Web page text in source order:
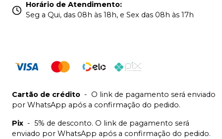
Horário de Atendimento:
Seg a Qui, das 08h às 18h, e Sex das 08h às 17h
Cartão de crédito - O link de pagamento será enviado
por WhatsApp após a confirmação do pedido.
Pix - 5% de desconto. O link de pagamento será
enviado por WhatsApp após a confirmação do pedido.